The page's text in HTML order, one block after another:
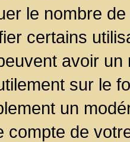
le nombre
certains
avoir
sur le
un
compte de